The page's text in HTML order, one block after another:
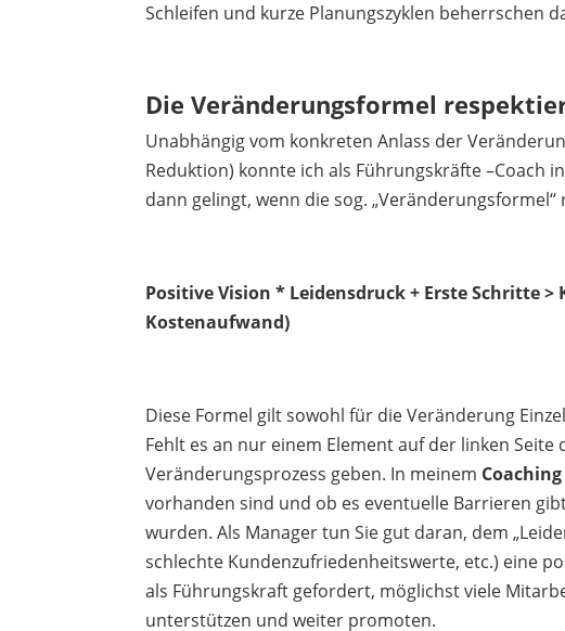
Schleifen und kurze Planungszyklen beherrschen
Die Veränderungsformel
Unabhängig vom konkreten Anlass der
Reduktion) konnte ich als Führungskräfte –Coach
dann gelingt, wenn die sog.
Positive Vision * Leidensdruck + Erste Schritte
Kostenaufwand)
Diese Formel gilt sowohl für die Veränderung
Fehlt es an nur einem Element auf der linken
Veränderungsprozess geben. In meinem Coaching
vorhanden sind und ob es eventuelle Barrieren
wurden. Als Manager tun Sie gut daran, dem
schlechte Kundenzufriedenheitswerte, etc.) eine
als Führungskraft gefordert, möglichst viele
unterstützen und weiter promoten.